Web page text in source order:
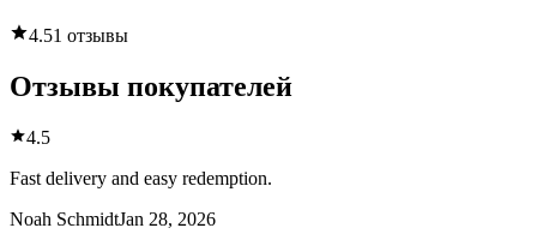
4.51 отзывы
Отзывы покупателей
4.5
Fast delivery and easy redemption.
Noah SchmidtJan 28, 2026